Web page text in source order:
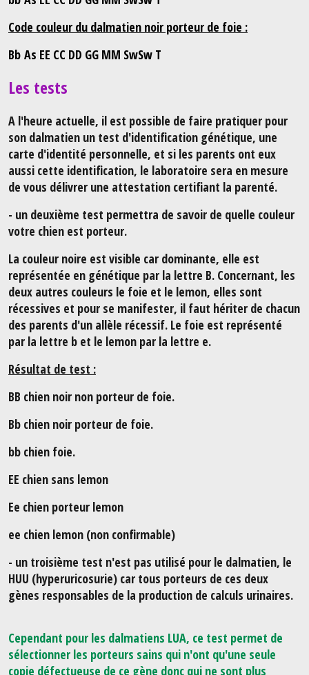
Code couleur du dalmatien noir porteur de foie :
Bb As EE CC DD GG MM SwSw T
Les tests
A l'heure actuelle, il est possible de faire pratiquer pour
son dalmatien un test d'identification génétique, une
carte d'identité personnelle, et si les parents ont eux
aussi cette identification, le laboratoire sera en mesure
de vous délivrer une attestation certifiant la parenté.
- un deuxième test permettra de savoir de quelle couleur
votre chien est porteur.
La couleur noire est visible car dominante, elle est
représentée en génétique par la lettre B. Concernant, les
deux autres couleurs le foie et le lemon, elles sont
récessives et pour se manifester, il faut hériter de chacun
des parents d'un allèle récessif. Le foie est représenté
par la lettre b et le lemon par la lettre e.
Résultat de test :
BB chien noir non porteur de foie.
Bb chien noir porteur de foie.
bb chien foie.
EE chien sans lemon
Ee chien porteur lemon
ee chien lemon (non confirmable)
- un troisième test n'est pas utilisé pour le dalmatien, le
HUU (hyperuricosurie) car tous porteurs de ces deux
gènes responsables de la production de calculs urinaires.
Cependant pour les dalmatiens LUA, ce test permet de
sélectionner les porteurs sains qui n'ont qu'une seule
copie défectueuse de ce gène donc qui ne sont plus